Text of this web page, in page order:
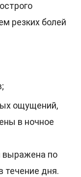
резких болей
ощущений,
в ночное
выражена по
течение дня.